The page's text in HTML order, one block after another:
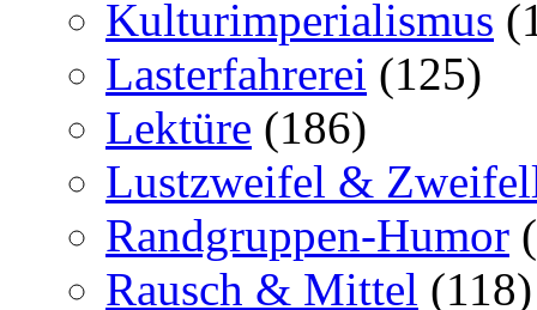
Kulturimperialismus
Lasterfahrerei (125)
Lektüre (186)
Lustzweifel &
Randgruppen-Humor
Rausch & Mittel (118)